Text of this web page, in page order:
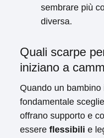
sembrare più
diversa.
Quali scarpe
iniziano a
Quando un
fondamentale
offrano supporto e
essere flessibili e